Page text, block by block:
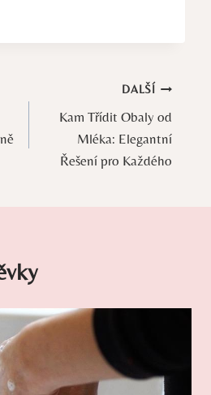
DALŠÍ
Kam Třídit Obaly od
Mléka: Elegantní
Řešení pro Každého